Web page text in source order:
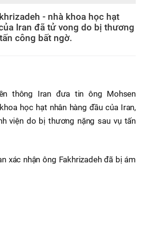
- nhà khoa học hạt
Iran đã tử vong do bị thương
công bất ngờ.
thông Iran đưa tin ông Mohsen
học hạt nhân hàng đầu của Iran,
viện do bị thương nặng sau vụ tấn
xác nhận ông Fakhrizadeh đã bị ám